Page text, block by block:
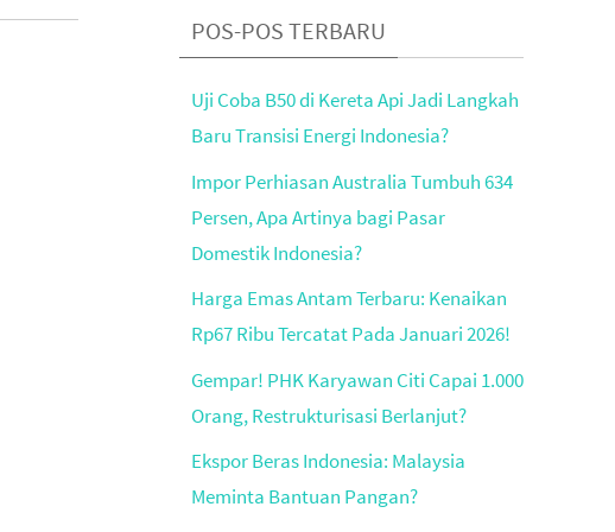
POS-POS TERBARU
Uji Coba B50 di Kereta Api Jadi Langkah
Baru Transisi Energi Indonesia?
Impor Perhiasan Australia Tumbuh 634
Persen, Apa Artinya bagi Pasar
Domestik Indonesia?
Harga Emas Antam Terbaru: Kenaikan
Rp67 Ribu Tercatat Pada Januari 2026!
Gempar! PHK Karyawan Citi Capai 1.000
Orang, Restrukturisasi Berlanjut?
Ekspor Beras Indonesia: Malaysia
Meminta Bantuan Pangan?